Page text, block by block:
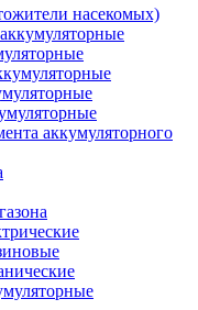
насекомых)
аккумуляторного